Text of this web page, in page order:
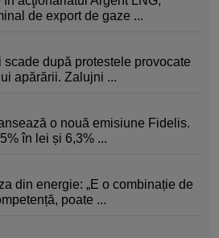
de export de gaze ...
scade după protestele provocate
apărării. Zalujni ...
o nouă emisiune Fidelis.
în lei și 6,3% ...
din energie: „E o combinație de
poate ...